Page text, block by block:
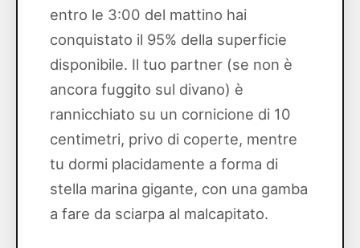
entro le 3:00 del mattino hai
conquistato il 95% della superficie
disponibile. Il tuo partner (se non è
ancora fuggito sul divano) è
rannicchiato su un cornicione di 10
centimetri, privo di coperte, mentre
tu dormi placidamente a forma di
stella marina gigante, con una gamba
a fare da sciarpa al malcapitato.